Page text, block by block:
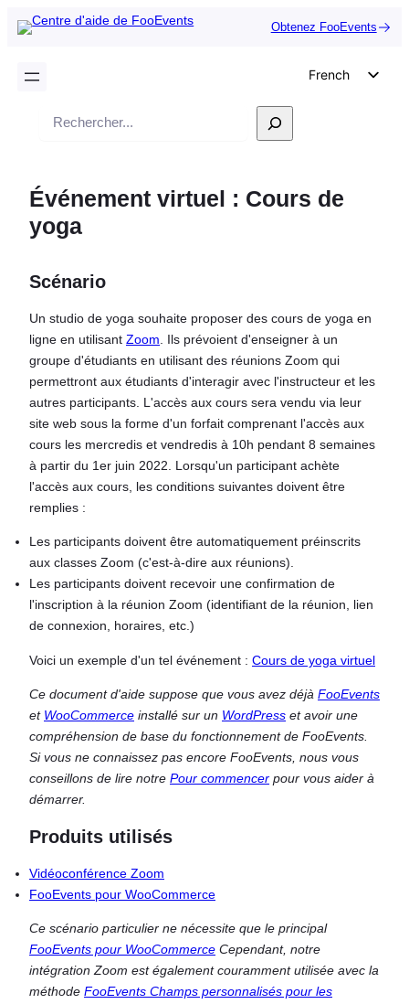
Obtenez FooEvents
French
Spanish
Czech
Greek
Recherche
Événement virtuel : Cours de
yoga
Scénario
Un studio de yoga souhaite proposer des cours de yoga en
ligne en utilisant Zoom . Ils prévoient d'enseigner à un
groupe d'étudiants en utilisant des réunions Zoom qui
permettront aux étudiants d'interagir avec l'instructeur et les
autres participants. L'accès aux cours sera vendu via leur
site web sous la forme d'un forfait comprenant l'accès aux
cours les mercredis et vendredis à 10h pendant 8 semaines
à partir du 1er juin 2022. Lorsqu'un participant achète
l'accès aux cours, les conditions suivantes doivent être
remplies :
Les participants doivent être automatiquement préinscrits
aux classes Zoom (c'est-à-dire aux réunions).
Les participants doivent recevoir une confirmation de
l'inscription à la réunion Zoom (identifiant de la réunion, lien
de connexion, horaires, etc.)
Voici un exemple d'un tel événement : Cours de yoga virtuel
Ce document d'aide suppose que vous avez déjà FooEvents
et WooCommerce installé sur un WordPress et avoir une
compréhension de base du fonctionnement de FooEvents.
Si vous ne connaissez pas encore FooEvents, nous vous
conseillons de lire notre Pour commencer pour vous aider à
démarrer.
Produits utilisés
Vidéoconférence Zoom
FooEvents pour WooCommerce
Ce scénario particulier ne nécessite que le principal
FooEvents pour WooCommerce Cependant, notre
intégration Zoom est également couramment utilisée avec la
méthode FooEvents Champs personnalisés pour les